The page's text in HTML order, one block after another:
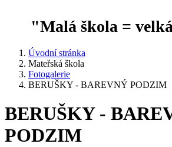
"Malá škola =
Úvodní stránka
Mateřská škola
Fotogalerie
BERUŠKY - BAREVNÝ PODZIM
BERUŠKY -
PODZIM